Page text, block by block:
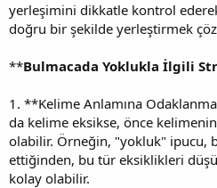
yerleşimini dikkatle kontrol
doğru bir şekilde yerleştirmek
**Bulmacada Yoklukla İlgili
1. **Kelime Anlamına
da kelime eksikse, önce
olabilir. Örneğin, "yokluk" ipucu,
ettiğinden, bu tür eksiklikleri
kolay olabilir.